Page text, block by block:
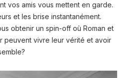
vos amis vous mettent en garde.
et les brise instantanément.
obtenir un spin-off où Roman et
peuvent vivre leur vérité et avoir